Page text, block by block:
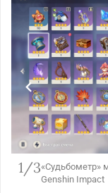
1/3«Судьбометр»
Genshin Impact